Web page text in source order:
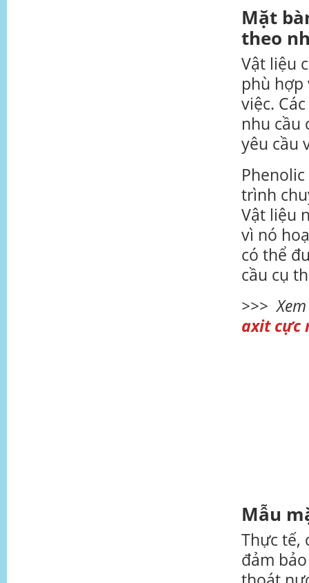
Mặt
theo
Vật liệu
phù hợp
việc.
nhu cầu
yêu cầu
trình
Vật liệu
vì nó
có thể
cầu cụ
>>>
axit cực
Mẫu
Thực tế,
đảm